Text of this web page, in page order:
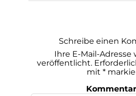
Schreibe einen
Ihre E-Mail-Adresse
veröffentlicht.
mit *
Kommentar